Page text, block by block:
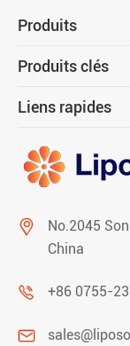
Produits
Produits clés
Liens rapides

No.2045
China
 +86 0755-
